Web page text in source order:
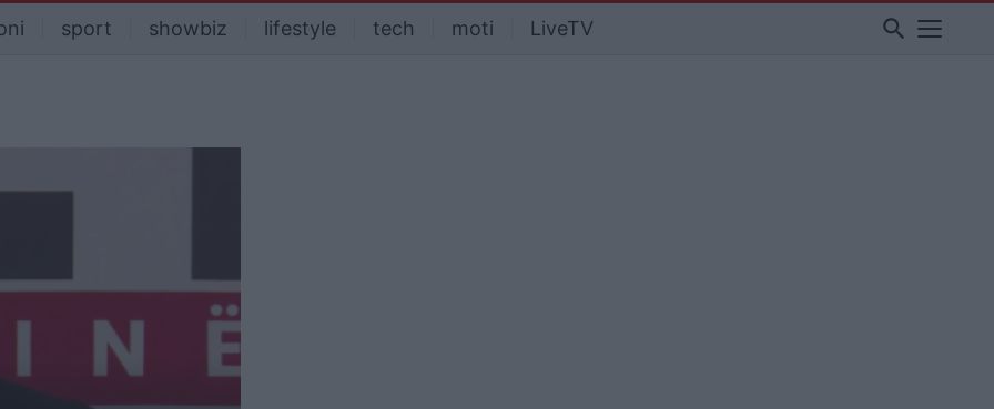
sport showbiz lifestyle tech moti LiveTV search